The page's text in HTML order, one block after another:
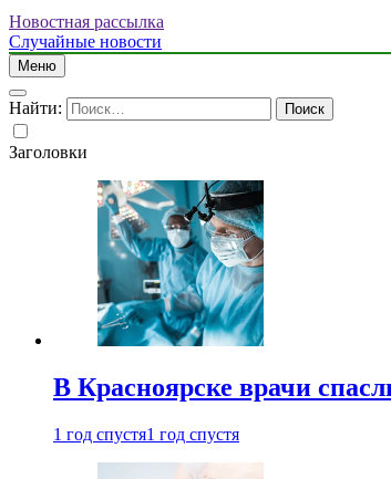
Новостная рассылка
Случайные новости
Меню
Найти:
Заголовки
В Красноярске врачи
1 год спустя1 год спустя